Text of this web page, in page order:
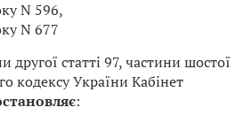
N 596,
N 677
другої статті 97, частини шостої
кодексу України Кабінет
: